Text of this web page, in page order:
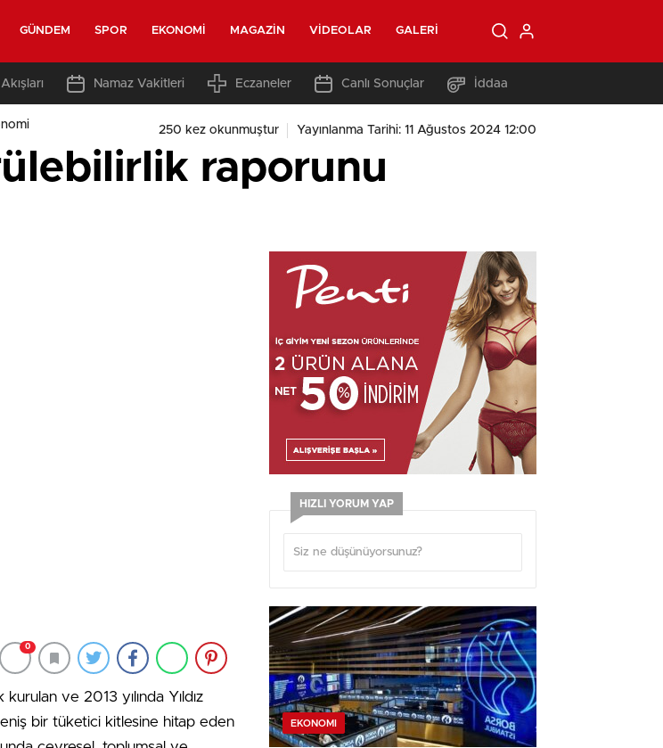
GÜNDEM SPOR EKONOMI MAGAZIN VIDEOLAR GALERI
Namaz Vakitleri Eczaneler Canlı Sonuçlar İddaa
250 kez okunmuştur Yayınlanma Tarihi: 11 Ağustos 2024 12:00
raporunu
0
ve 2013 yılında Yıldız
bir tüketici kitlesine hitap eden
HIZLI YORUM YAP
EKONOMI